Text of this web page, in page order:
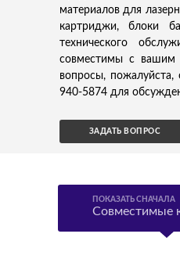
материалов для
картриджи, блоки
технического
совместимы с вашим
вопросы,
940-5874 для
ЗАДАТЬ ВОПРОС
ПОКАЗАТЬ СНАЧАЛА
Совместимые